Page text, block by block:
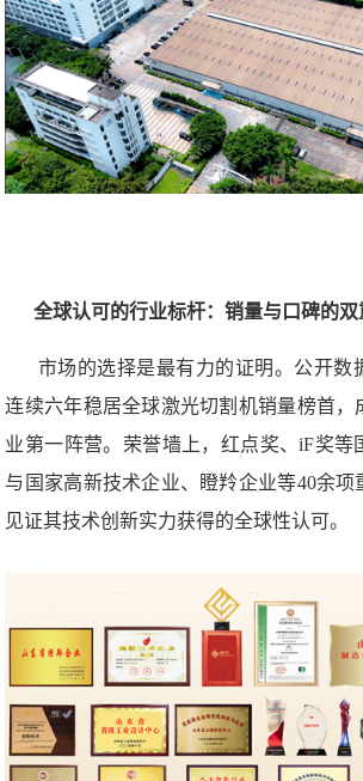
全球认可的行业标杆：销量与口碑的双
市场的选择是最有力的证明。公开数
连续六年稳居全球激光切割机销量榜首，
业第一阵营。荣誉墙上，红点奖、iF奖等
与国家高新技术企业、瞪羚企业等40余项
见证其技术创新实力获得的全球性认可。